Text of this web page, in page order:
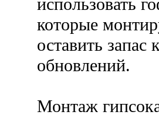
использовать
которые
оставить
обновлений.
Монтаж